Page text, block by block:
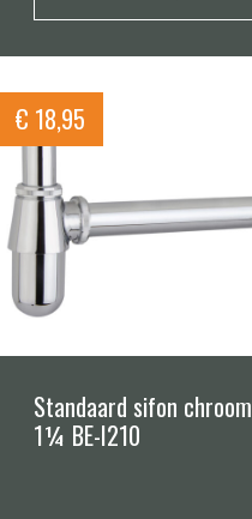
€ 18,95
Standaard sifon chroom
1¼ BE-I210